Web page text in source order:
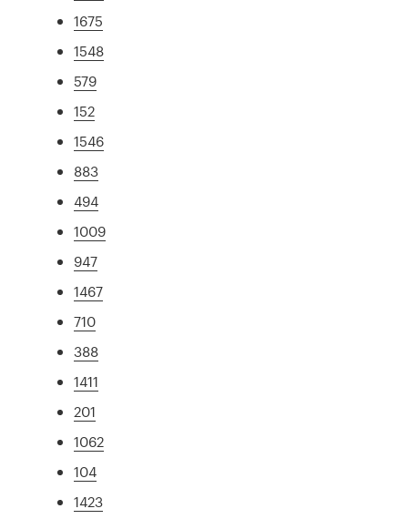
1675
1548
579
152
1546
883
494
1009
947
1467
710
388
1411
201
1062
104
1423